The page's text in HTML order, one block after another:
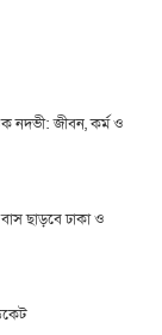
নদভী: জীবন, কর্ম ও
ছাড়বে ঢাকা ও